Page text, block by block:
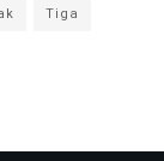
Tiga